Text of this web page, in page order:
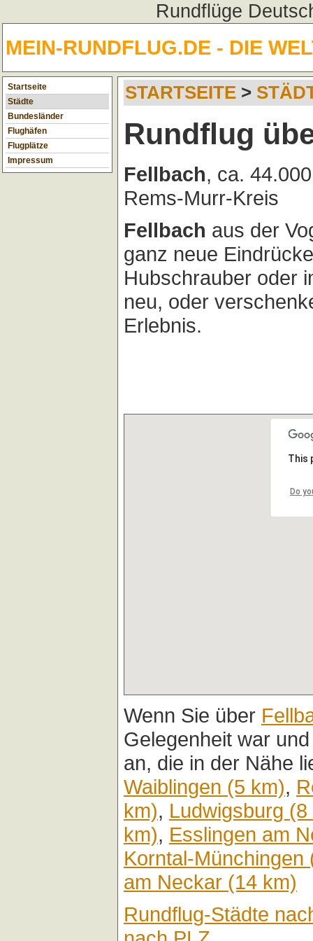
Rundflüge
MEIN-RUNDFLUG.DE - DIE
Startseite
Städte
Bundesländer
Flughäfen
Flugplätze
Impressum
STARTSEITE >
Rundflug
Fellbach, ca.
Rems-Murr-Kreis
Fellbach aus der
ganz neue
Hubschrauber oder
neu, oder
Erlebnis.
This
Do
Wenn Sie über
Gelegenheit war
an, die in der Nähe
Waiblingen (5 km),
km), Ludwigsburg (8
km), Esslingen am
Korntal-Münchingen
am Neckar (14 km)
Rundflug-Städte